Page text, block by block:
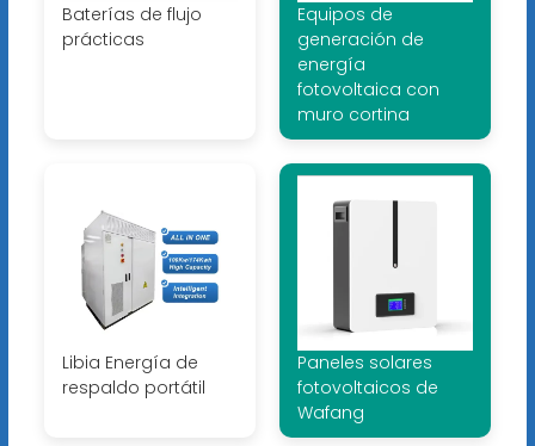
Baterías de flujo
prácticas
Equipos de
generación de
energía
fotovoltaica con
muro cortina
Libia Energía de
respaldo portátil
Paneles solares
fotovoltaicos de
Wafang